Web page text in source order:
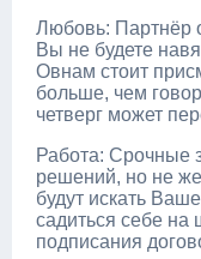
Любовь: Партнёр
Вы не будете
Овнам стоит
больше, чем
четверг может
Работа: Срочные
решений, но не
будут искать
садиться себе
подписания